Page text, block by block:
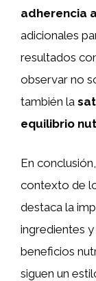
adherencia
adicionales
resultados
observar no
también la
equilibrio
En
contexto de
destaca la
ingredientes
beneficios
siguen un